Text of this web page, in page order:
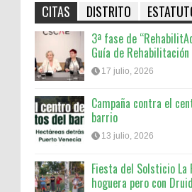
CITAS DISTRITO
3ª fase de
Guía de
17 julio, 2026
Campaña contra el
barrio
13 julio, 2026
Fiesta del Solsticio La
hoguera pero con